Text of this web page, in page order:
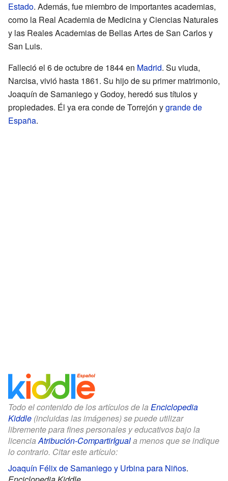
Estado. Además, fue miembro de importantes academias,
como la Real Academia de Medicina y Ciencias Naturales
y las Reales Academias de Bellas Artes de San Carlos y
San Luis.
Falleció el 6 de octubre de 1844 en Madrid. Su viuda,
Narcisa, vivió hasta 1861. Su hijo de su primer matrimonio,
Joaquín de Samaniego y Godoy, heredó sus títulos y
propiedades. Él ya era conde de Torrejón ygrande de
España.
Todo el contenido de los artículos de la Enciclopedia
Kiddle (incluidas las imágenes) se puede utilizar
libremente para fines personales y educativos bajo la
licenciaAtribución-CompartirIguala menos que se indique
lo contrario. Citar este artículo:
Joaquín Félix de Samaniego y Urbina para Niños.